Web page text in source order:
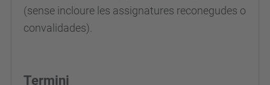
(sense incloure les assignatures reconegudes o
convalidades).
Termini